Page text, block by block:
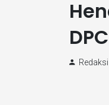
Redaksi